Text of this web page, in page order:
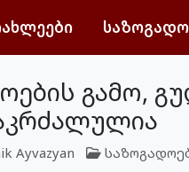
გამო,
Ayvazyan